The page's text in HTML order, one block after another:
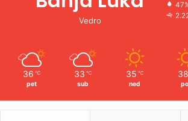
Vedro
36 ℃
pet
33 ℃
sub
35 ℃
ned
38